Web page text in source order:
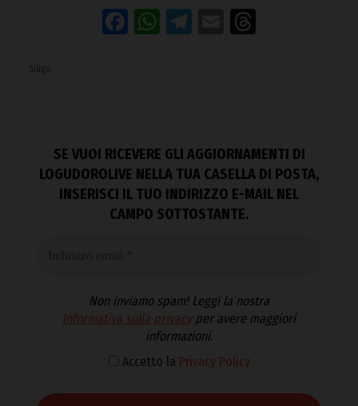
Facebook
WhatsApp
Telegram
Email
Siligo
SE VUOI RICEVERE GLI AGGIORNAMENTI DI
LOGUDOROLIVE NELLA TUA CASELLA DI POSTA,
INSERISCI IL TUO INDIRIZZO E-MAIL NEL
CAMPO SOTTOSTANTE.
Non inviamo spam! Leggi la nostra
Informativa sulla privacyper avere maggiori
informazioni.
Accetto la Privacy Policy